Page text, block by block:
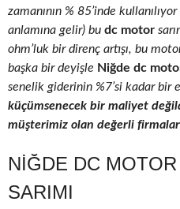
zamanının % 85’inde
anlamına gelir) bu dc motor
ohm’luk bir direnç artışı, bu
başka bir deyişle Niğde dc
senelik giderinin %7’si kadar bir
küçümsenecek bir maliyet
müşterimiz olan değerli
NIĞDE DC
SARIMI